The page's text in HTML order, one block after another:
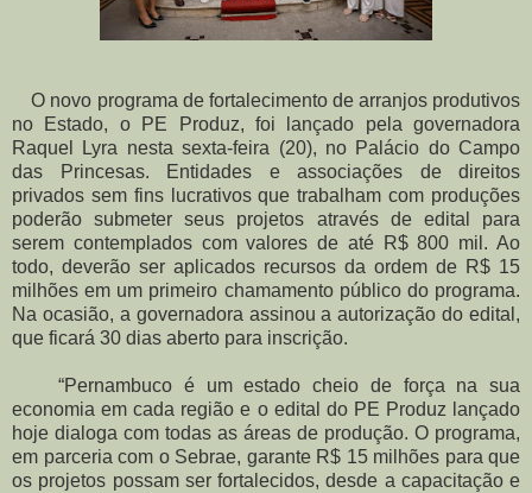
O novo programa de fortalecimento de arranjos produtivos
no Estado, o PE Produz, foi lançado pela governadora
Raquel Lyra nesta sexta-feira (20), no Palácio do Campo
das Princesas. Entidades e associações de direitos
privados sem fins lucrativos que trabalham com produções
poderão submeter seus projetos através de edital para
serem contemplados com valores de até R$ 800 mil. Ao
todo, deverão ser aplicados recursos da ordem de R$ 15
milhões em um primeiro chamamento público do programa.
Na ocasião, a governadora assinou a autorização do edital,
que ficará 30 dias aberto para inscrição.
“Pernambuco é um estado cheio de força na sua
economia em cada região e o edital do PE Produz lançado
hoje dialoga com todas as áreas de produção. O programa,
em parceria com o Sebrae, garante R$ 15 milhões para que
os projetos possam ser fortalecidos, desde a capacitação e